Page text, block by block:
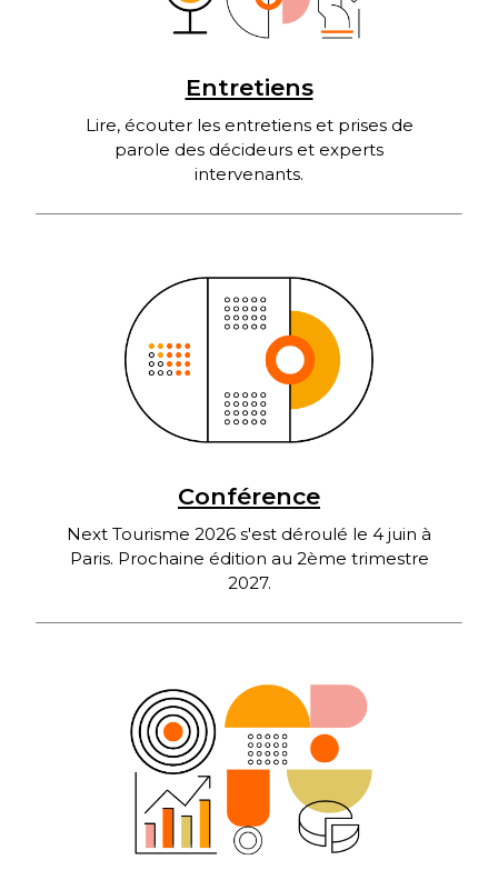
Entretiens
Lire, écouter les entretiens et prises de
parole des décideurs et experts
intervenants.
Conférence
Next Tourisme 2026 s'est déroulé le 4 juin à
Paris. Prochaine édition au 2ème trimestre
2027.